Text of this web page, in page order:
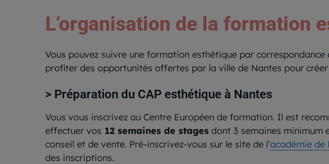
L’organisation de la formation
Vous pouvez suivre une formation esthétique par correspondance
profiter des opportunités offertes par la ville de Nantes pour
> Préparation du CAP esthétique à Nantes
Vous vous inscrivez au Centre Européen de formation. Il est
effectuer vos 12 semaines de stages dont 3 semaines minimum
conseil et de vente. Pré-inscrivez-vous sur le site de l’académie de
des inscriptions.